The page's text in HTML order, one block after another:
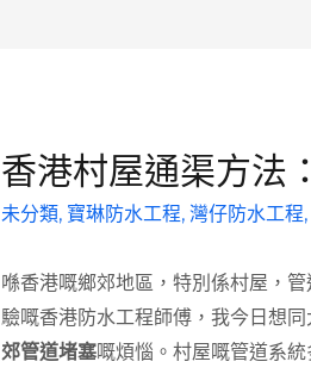
香港村屋通渠方法
未分類, 寶琳防水工程, 灣仔防水工程,
喺香港嘅鄉郊地區，特別係村屋，
驗嘅香港防水工程師傅，我今日想
郊管道堵塞嘅煩惱。村屋嘅管道系